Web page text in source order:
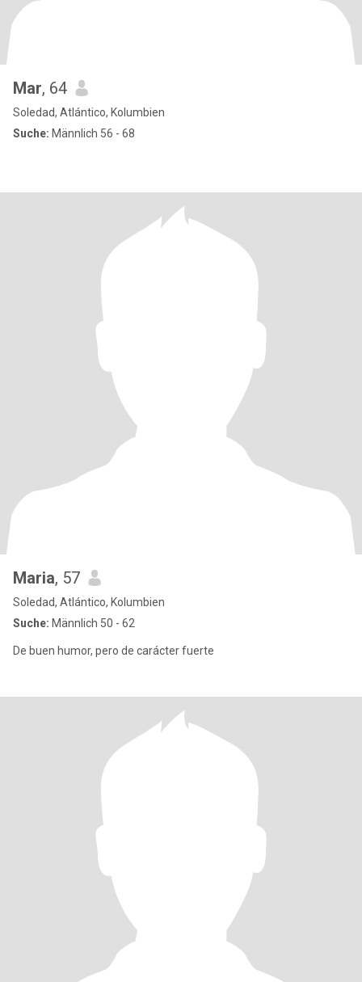
Mar, 64
Soledad, Atlántico, Kolumbien
Suche: Männlich 56 - 68
Maria, 57
Soledad, Atlántico, Kolumbien
Suche: Männlich 50 - 62
De buen humor, pero de carácter fuerte